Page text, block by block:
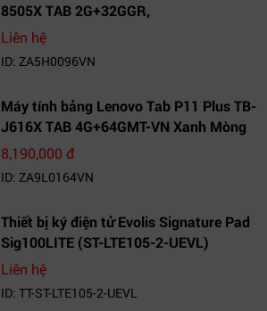
8505X TAB 2G+32GGR,
VN_ZA5H0096VN
Liên hệ
ID: ZA5H0096VN
Máy tính bảng Lenovo Tab P11 Plus TB-
J616X TAB 4G+64GMT-VN Xanh Mòng
Két_ZA9L0164VN
8,190,000 đ
ID: ZA9L0164VN
Thiết bị ký điện tử Evolis Signature Pad
Sig100LITE (ST-LTE105-2-UEVL)
Liên hệ
ID: TT-ST-LTE105-2-UEVL